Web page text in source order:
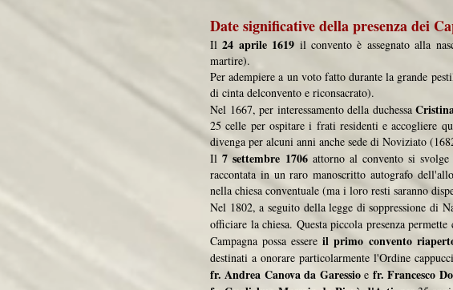
Date significative della presenza dei
Il24 aprile 1619 il convento è assegnato alla
martire).
Per adempiere a un voto fatto durante la grande
di cinta delconvento e riconsacrato).
Nel 1667, per interessamento della duchessa
25 celle per ospitare i frati residenti e accogliere
divenga per alcuni anni anche sede di Noviziato
Il7 settembre 1706attorno al convento si svolge
raccontata in un raro manoscritto autografo
nella chiesa conventuale (ma i loro resti saranno
Nel 1802, a seguito della legge di soppressione di
officiare la chiesa. Questa piccola presenza permette
Campagna possa essereil primo convento
destinati a onorare particolarmente l'Ordine
fr. Andrea Canova da Garessioe fr. Francesco